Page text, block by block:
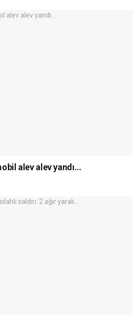
alev alev yandı…